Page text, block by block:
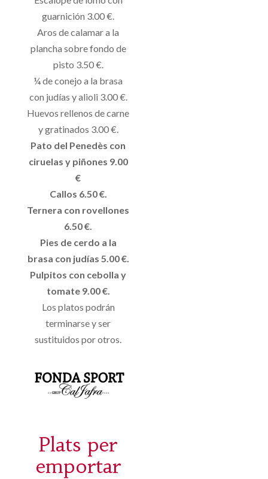
guarnición 3.00 €.
Aros de calamar a la
plancha sobre fondo de
pisto 3.50 €.
¼ de conejo a la brasa
con judías y alioli 3.00 €.
Huevos rellenos de carne
y gratinados 3.00 €.
Pato del Penedès con
ciruelas y piñones 9.00
€
Callos 6.50 €.
Ternera con rovellones
6.50 €.
Pies de cerdo a la
brasa con judías 5.00 €.
Pulpitos con cebolla y
tomate 9.00 €.
Los platos podrán
terminarse y ser
sustituidos por otros.
Plats per
emportar